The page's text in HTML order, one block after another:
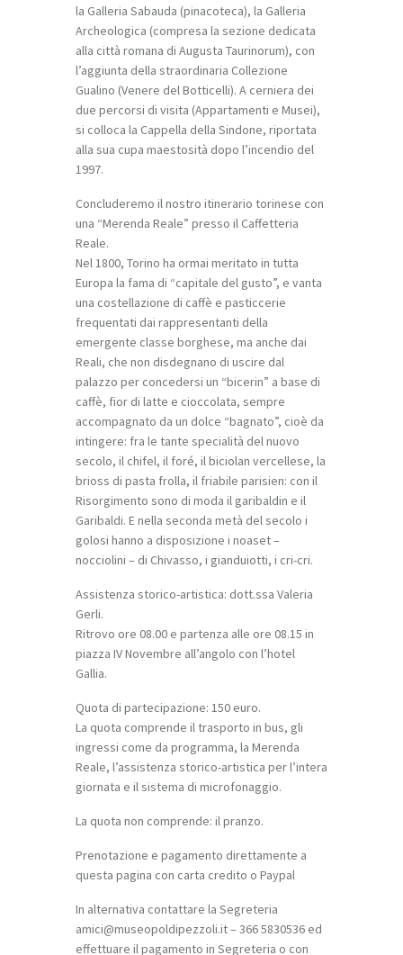
la Galleria Sabauda (pinacoteca), la Galleria
Archeologica (compresa la sezione dedicata
alla città romana di Augusta Taurinorum), con
l’aggiunta della straordinaria Collezione
Gualino (Venere del Botticelli). A cerniera dei
due percorsi di visita (Appartamenti e Musei),
si colloca la Cappella della Sindone, riportata
alla sua cupa maestosità dopo l’incendio del
1997.
Concluderemo il nostro itinerario torinese con
una “Merenda Reale” presso il Caffetteria
Reale.
Nel 1800, Torino ha ormai meritato in tutta
Europa la fama di “capitale del gusto”, e vanta
una costellazione di caffè e pasticcerie
frequentati dai rappresentanti della
emergente classe borghese, ma anche dai
Reali, che non disdegnano di uscire dal
palazzo per concedersi un “bicerin” a base di
caffè, fior di latte e cioccolata, sempre
accompagnato da un dolce “bagnato”, cioè da
intingere: fra le tante specialità del nuovo
secolo, il chifel, il foré, il biciolan vercellese, la
brioss di pasta frolla, il friabile parisien: con il
Risorgimento sono di moda il garibaldin e il
Garibaldi. E nella seconda metà del secolo i
golosi hanno a disposizione i noaset –
nocciolini – di Chivasso, i gianduiotti, i cri-cri.
Assistenza storico-artistica: dott.ssa Valeria
Gerli.
Ritrovo ore 08.00 e partenza alle ore 08.15 in
piazza IV Novembre all’angolo con l’hotel
Gallia.
Quota di partecipazione: 150 euro.
La quota comprende il trasporto in bus, gli
ingressi come da programma, la Merenda
Reale, l’assistenza storico-artistica per l’intera
giornata e il sistema di microfonaggio.
La quota non comprende: il pranzo.
Prenotazione e pagamento direttamente a
questa pagina con carta credito o Paypal
In alternativa contattare la Segreteria
amici@museopoldipezzoli.it – 366 5830536 ed
effettuare il pagamento in Segreteria o con